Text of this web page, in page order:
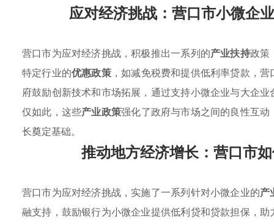
应对经济挑战：营口市小微
营口市为应对经济挑战，积极推出一系列的产业扶持政策
特定行业的优惠政策，如减免税费和提供低利率贷款，
府鼓励创新技术和市场拓展，通过支持小微企业与大企
仅如此，这些产业政策强化了政府与市场之间的良性互
长奠定基础。
推动地方经济增长：营口市
营口市为应对经济挑战，实施了一系列针对小微企业的产
融支持，鼓励银行为小微企业提供低利贷和贷款担保，